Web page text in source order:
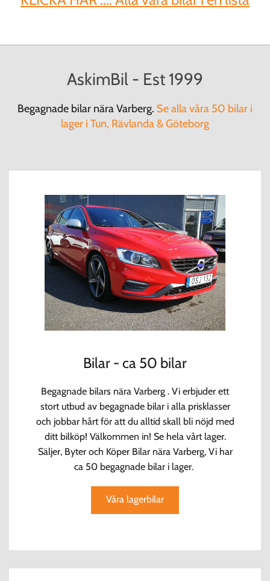
AskimBil - Est 1999
Begagnade bilar nära Varberg. Se alla våra 50 bilar i
lager i Tun, Rävlanda & Göteborg
Bilar - ca 50 bilar
Begagnade bilars nära Varberg . Vi erbjuder ett
stort utbud av begagnade bilar i alla prisklasser
och jobbar hårt för att du alltid skall bli nöjd med
ditt bilköp! Välkommen in! Se hela vårt lager.
Säljer, Byter och Köper Bilar nära Varberg, Vi har
ca 50 begagnade bilar i lager.
Våra lagerbilar